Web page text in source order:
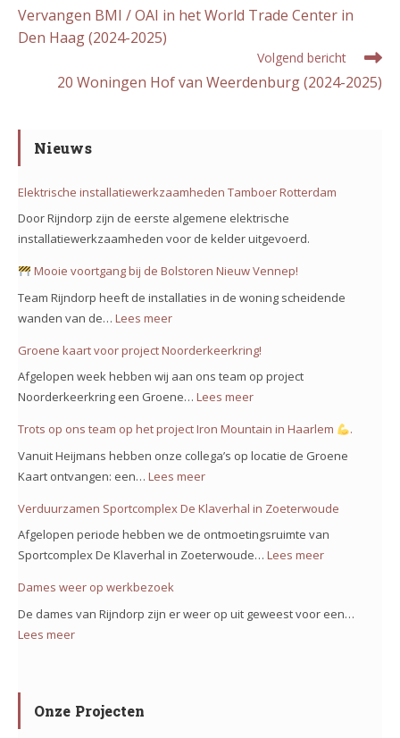
artikelen
Vervangen BMI / OAI in het World Trade Center in
Den Haag (2024-2025)
Volgend bericht
20 Woningen Hof van Weerdenburg (2024-2025)
Nieuws
Elektrische installatiewerkzaamheden Tamboer Rotterdam
Door Rijndorp zijn de eerste algemene elektrische
installatiewerkzaamheden voor de kelder uitgevoerd.
Mooie voortgang bij de Bolstoren Nieuw Vennep!
Team Rijndorp heeft de installaties in de woning scheidende
wanden van de… Lees meer:
voortgang
de
Bolstoren
Nieuw
Groene kaart voor project Noorderkeerkring!
Afgelopen week hebben wij aan ons team op project
Noorderkeerkring een Groene… Lees meer:
voor
Noorderkeerkring!
Trots op ons team op het project Iron Mountain in Haarlem
.
Vanuit Heijmans hebben onze collega’s op locatie de Groene
Kaart ontvangen: een… Lees meer:
ons
het
Verduurzamen Sportcomplex De Klaverhal in Zoeterwoude
Afgelopen periode hebben we de ontmoetingsruimte van
Sportcomplex De Klaverhal in Zoeterwoude… Lees meer:
De
Dames weer op werkbezoek
De dames van Rijndorp zijn er weer op uit geweest voor een…
Lees meer:
op
werkbezoek
Onze Projecten